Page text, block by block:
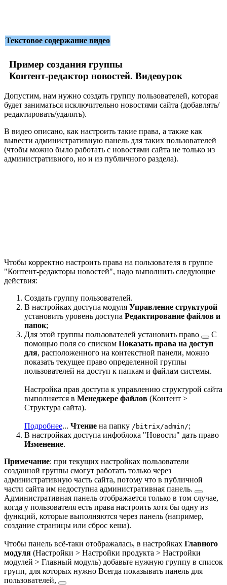
Текстовое содержание видео
Пример создания группы
Контент-редактор новостей. Видеоурок
Допустим, нам нужно создать группу пользователей, которая
будет заниматься исключительно новостями сайта (добавлять/
редактировать/удалять).
В видео описано, как настроить такие права, а также как
вывести административную панель для таких пользователей
(чтобы можно было работать с новостями сайта не только из
административного, но и из публичного раздела).
Чтобы корректно настроить права на пользователя в группе
"Контент-редакторы новостей", надо выполнить следующие
действия:
Создать группу пользователей.
В настройках доступа модуля Управление структурой
установить уровень доступа Редактирование файлов и
папок;
Для этой группы пользователей установить право
С
помощью поля со списком Показать права на доступ
для, расположенного на контекстной панели, можно
показать текущее право определенной группы
пользователей на доступ к папкам и файлам системы.
Настройка прав доступа к управлению структурой сайта
выполняется в Менеджере файлов (Контент >
Структура сайта).
Подробнее... Чтение на папку /bitrix/admin/;
В настройках доступа инфоблока "Новости" дать право
Изменение.
Примечание: при текущих настройках пользователи
созданной группы смогут работать только через
административную часть сайта, потому что в публичной
части сайта им недоступна административная панель.
Административная панель отображается только в том случае,
когда у пользователя есть права настроить хотя бы одну из
функций, которые выполняются через панель (например,
создание страницы или сброс кеша).
Чтобы панель всё-таки отображалась, в настройках Главного
модуля (Настройки > Настройки продукта > Настройки
модулей > Главный модуль) добавьте нужную группу в список
групп, для которых нужно Всегда показывать панель для
пользователей,